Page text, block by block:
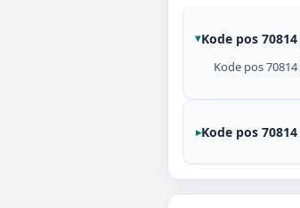
Kode pos
Kode pos
Kode pos